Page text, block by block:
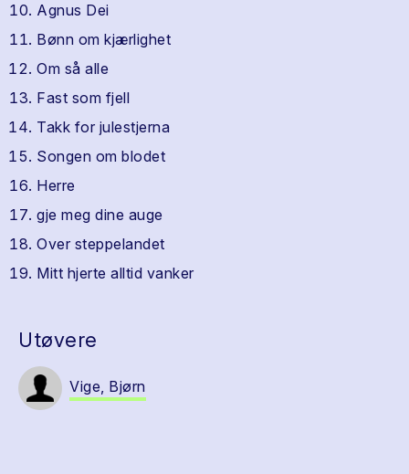
Agnus Dei
Bønn om kjærlighet
Om så alle
Fast som fjell
Takk for julestjerna
Songen om blodet
Herre
gje meg dine auge
Over steppelandet
Mitt hjerte alltid vanker
Utøvere
Vige, Bjørn